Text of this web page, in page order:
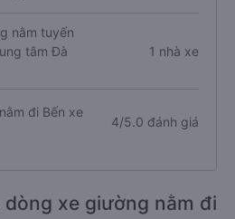
nằm tuyến
tâm Đà
1 nhà xe
đi Bến xe
4/5.0 đánh giá
xe giường nằm đi